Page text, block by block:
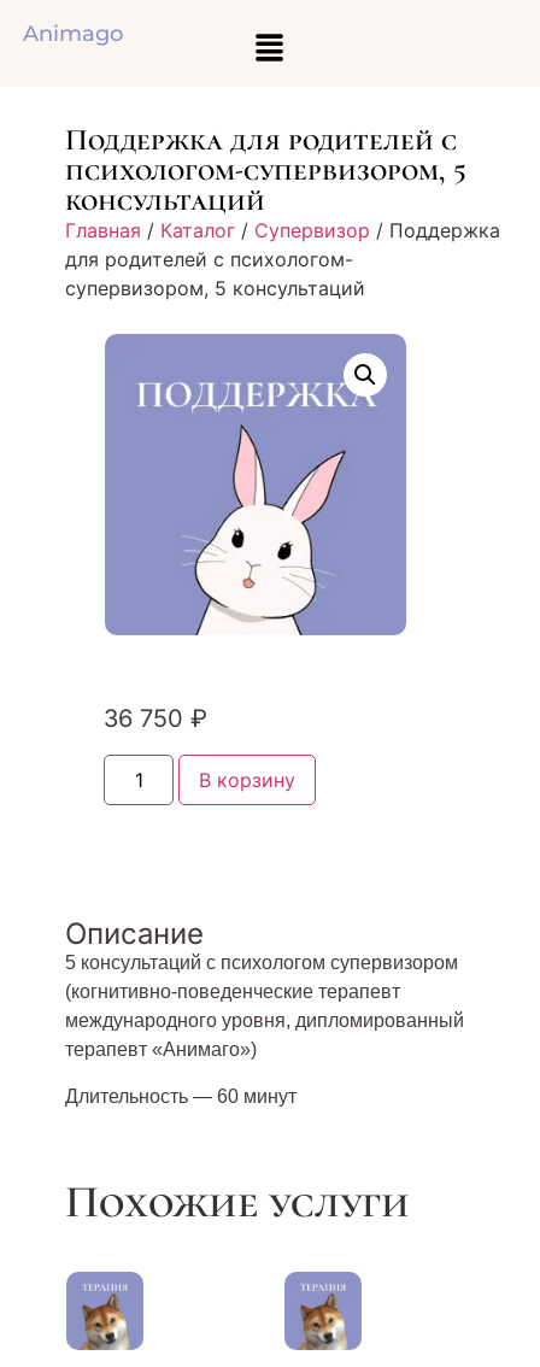
Animago
Поддержка для родителей с
психологом-супервизором, 5
консультаций
Главная / Каталог/ Супервизор / Поддержка
для родителей с психологом-
супервизором, 5 консультаций
36 750₽
В корзину
Описание
5 консультаций с психологом супервизором
(когнитивно-поведенческие терапевт
международного уровня, дипломированный
терапевт «Анимаго»)
Длительность — 60 минут